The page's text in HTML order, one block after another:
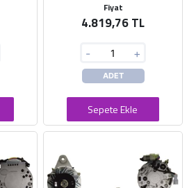
Fiyat
4.819,76 TL
- +
ADET
Sepete Ekle